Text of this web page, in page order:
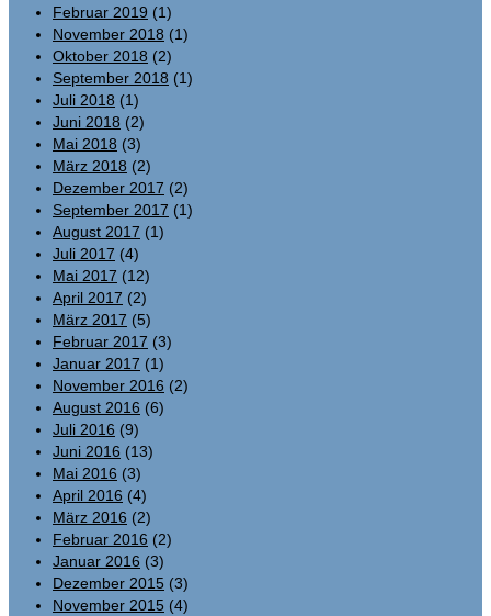
Februar 2019 (1)
November 2018 (1)
Oktober 2018 (2)
September 2018 (1)
Juli 2018 (1)
Juni 2018 (2)
Mai 2018 (3)
März 2018 (2)
Dezember 2017 (2)
September 2017 (1)
August 2017 (1)
Juli 2017 (4)
Mai 2017 (12)
April 2017 (2)
März 2017 (5)
Februar 2017 (3)
Januar 2017 (1)
November 2016 (2)
August 2016 (6)
Juli 2016 (9)
Juni 2016 (13)
Mai 2016 (3)
April 2016 (4)
März 2016 (2)
Februar 2016 (2)
Januar 2016 (3)
Dezember 2015 (3)
November 2015 (4)